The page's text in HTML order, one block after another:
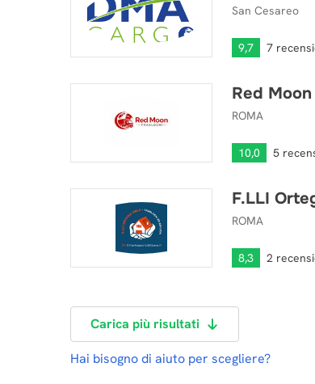
San Cesareo
9,7 7
Red
ROMA
10,0 5
F.LLI
ROMA
8,3 2
Carica più risultati
Hai bisogno di aiuto per scegliere?